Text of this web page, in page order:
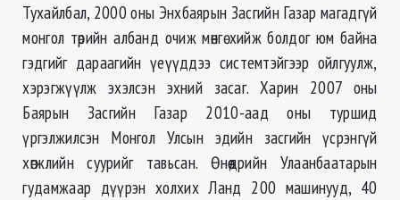
Тухайлбал, 2000 оны Энхбаярын Засгийн Газар магадгүй
монгол төрийн албанд очиж мөнгө хийж болдог юм байна
гэдгийг дараагийн үеүүддээ системтэйгээр ойлгуулж,
хэрэгжүүлж эхэлсэн эхний засаг. Харин 2007 оны
Баярын Засгийн Газар 2010-аад оны туршид
үргэлжилсэн Монгол Улсын эдийн засгийн үсрэнгүй
хөгжлийн суурийг тавьсан. Өнөөдрийн Улаанбаатарын
гудамжаар дүүрэн холхих Ланд 200 машинууд, 40